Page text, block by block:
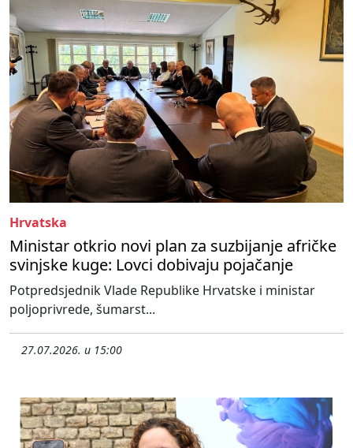
Hrvatska
Ministar otkrio novi plan za suzbijanje afričke
svinjske kuge: Lovci dobivaju pojačanje
Potpredsjednik Vlade Republike Hrvatske i ministar
poljoprivrede, šumarst...
27.07.2026. u 15:00